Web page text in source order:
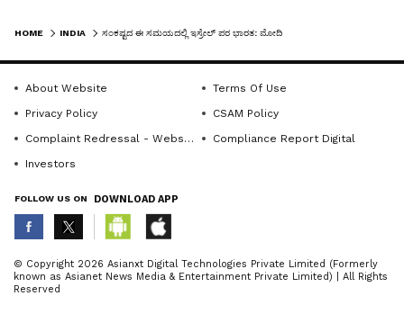
ಎಂದು ಹೇಳಿದ್ದಾರೆ. ಇಸ್ರೇಲ್‌ ಮೇಲೆ ಹಮಾಸ್‌ ಉಗ್ರರು ಕಳೆದ
ಶನಿವಾರ ಸಾವಿರಾರು ರಾಕೆಟ್‌ ಹಾರಿಸಿ, ದೇಶದ ಗಡಿಯೊಳಗೆ
ನುಗ್ಗಿ ನೂರಾರು ಜನರನ್ನು ಹತ್ಯೆಗೈದ ಸಮಯದಲ್ಲೂ, ಉಗ್ರ
ಕೃತ್ಯವನ್ನು ಬಲವಾಗಿ ಖಂಡಿಸಿದ್ದ ಪ್ರಧಾನಿ ಮೋದಿ, ಇಸ್ರೇಲ್‌ಗೆ
ಬಹಿರಂಗವಾಗಿಯೇ ಬೆಂಬಲ ವ್ಯಕ್ತಪಡಿಸಿದ್ದರು.
ABOUT THE AUTHOR
K KannadaprabhaNewsNetwork
HOME INDIA ಸಂಕಷ್ಟದ ಈ ಸಮಯದಲ್ಲಿ ಇಸ್ರೇಲ್‌ ಪರ ಭಾರತ: ಮೋದಿ
About Website
Terms Of Use
Privacy Policy
CSAM Policy
Complaint Redressal - Website
Compliance Report Digital
Investors
FOLLOW US ON DOWNLOAD APP
© Copyright 2026 Asianxt Digital Technologies Private Limited (Formerly
known as Asianet News Media & Entertainment Private Limited) | All Rights
Reserved